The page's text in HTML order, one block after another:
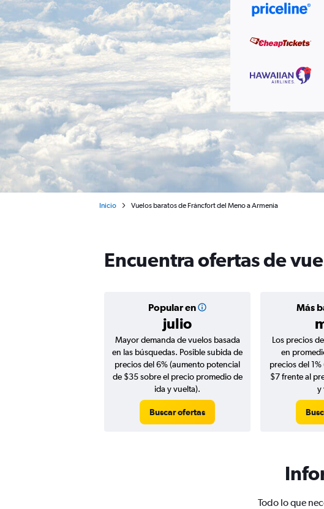
Inicio Vuelos baratos de Fráncfort del Meno a Armenia
Encuentra ofertas de
Popular en
julio
Más
Mayor demanda de vuelos basada
en las búsquedas. Posible subida de
precios del 6% (aumento potencial
de $35 sobre el precio promedio de
ida y vuelta).
Buscar ofertas
Los precios
en
precios del
$7 frente al
y
Todo lo que